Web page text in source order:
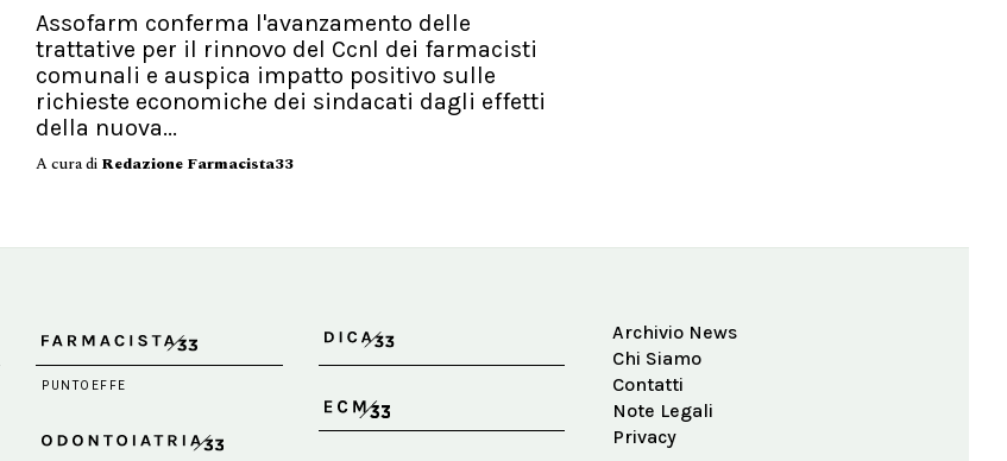
Assofarm conferma l'avanzamento delle
trattative per il rinnovo del Ccnl dei farmacisti
comunali e auspica impatto positivo sulle
richieste economiche dei sindacati dagli effetti
della nuova...
A cura di Redazione Farmacista33
Archivio News
Chi Siamo
Contatti
Note Legali
Privacy